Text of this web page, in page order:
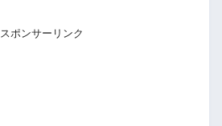
スポンサーリンク